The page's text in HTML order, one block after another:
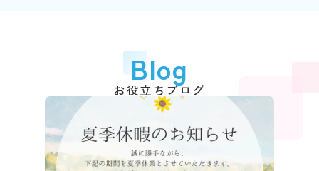
Blog
お役立ちブログ